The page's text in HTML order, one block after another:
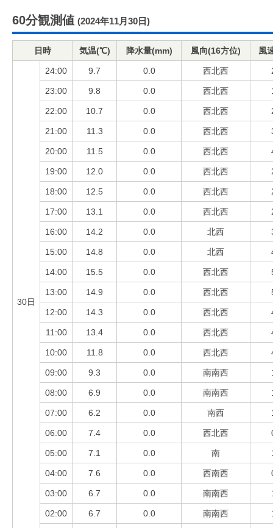
60分観測値 (2024年11月30日)
日時 気温(℃) 降水量(mm) 風向(16方位) 風
30日
24:00 9.7 0.0 西北西
23:00 9.8 0.0 西北西
22:00 10.7 0.0 西北西
21:00 11.3 0.0 西北西
20:00 11.5 0.0 西北西
19:00 12.0 0.0 西北西
18:00 12.5 0.0 西北西
17:00 13.1 0.0 西北西
16:00 14.2 0.0 北西
15:00 14.8 0.0 北西
14:00 15.5 0.0 西北西
13:00 14.9 0.0 西北西
12:00 14.3 0.0 西北西
11:00 13.4 0.0 西北西
10:00 11.8 0.0 西北西
09:00 9.3 0.0 南南西
08:00 6.9 0.0 南南西
07:00 6.2 0.0 南西
06:00 7.4 0.0 西北西
05:00 7.1 0.0 南
04:00 7.6 0.0 西南西
03:00 6.7 0.0 南南西
02:00 6.7 0.0 南南西